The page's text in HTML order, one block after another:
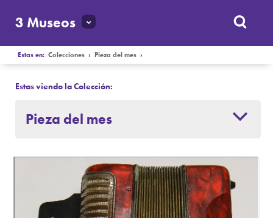
3 Museos
Estas en:Colecciones ›Pieza del mes ›
Estas viendo la Colección:
Pieza del mes